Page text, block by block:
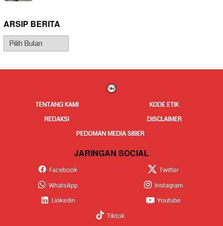
ARSIP BERITA
Arsip
Berita
TENTANG KAMI
KODE ETIK
REDAKSI
DISCLAIMER
PEDOMAN MEDIA SIBER
JARINGAN SOCIAL
Facebook
Twitter
WhatsApp
Instagram
Linkedin
Youtube
Tiktok